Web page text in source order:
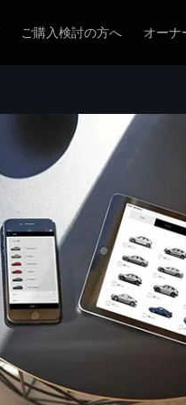
ご購入検討の方へ オーナ